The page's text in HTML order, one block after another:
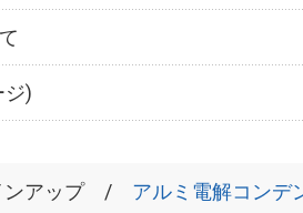
ジ)
アップ アルミ電解コンデ